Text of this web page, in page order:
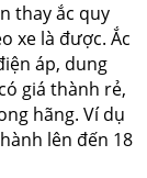
thay ắc quy
xe là được. Ắc
áp, dung
giá thành rẻ,
hãng. Ví dụ
lên đến 18